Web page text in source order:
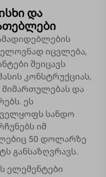
და
იცვლება,
შეიცავს
კონსტრუქციას,
მიმართულებას და
ეს
სანდო
იმ
50 დოლარზე
განსაზღვრავს.
ელემენტები